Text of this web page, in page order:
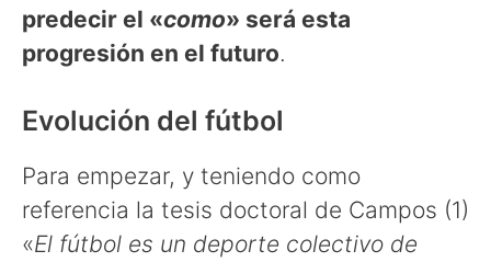
predecir el «como» será esta
progresión en el futuro.
Evolución del fútbol
Para empezar, y teniendo como
referencia la tesis doctoral de Campos (1)
«El fútbol es un deporte colectivo de